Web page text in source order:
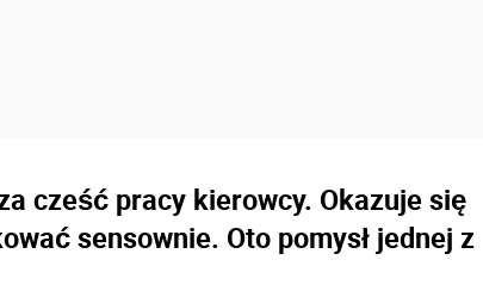
cześć pracy kierowcy. Okazuje się
sensownie. Oto pomysł jednej z